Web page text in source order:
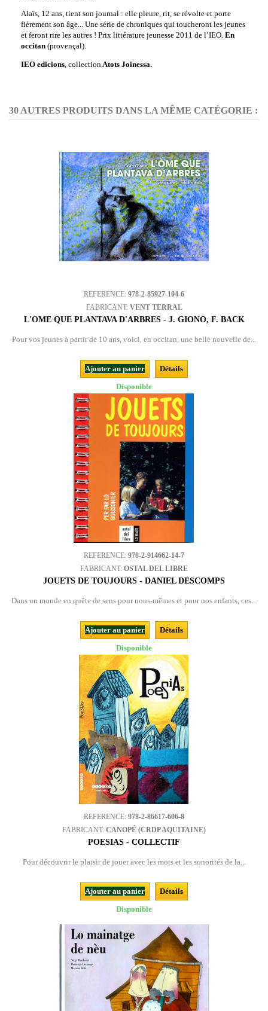
Alaïs, 12 ans, tient son journal : elle pleure, rit, se révolte et porte
fièrement son âge... Une série de chroniques qui toucheront les jeunes
et feront rire les autres ! Prix littérature jeunesse 2011 de l’IEO. En
occitan (provençal).
IEO edicions, collectionAtots Joinessa.
30 AUTRES PRODUITS DANS LA MÊME CATÉGORIE :
REFERENCE: 978-2-85927-104-6
FABRICANT: VENT TERRAL
L'OME QUE PLANTAVA D'ARBRES - J. GIONO, F. BACK
Pour vos jeunes à partir de 10 ans, voici, en occitan, une belle nouvelle de...
Ajouter au panier
Détails
Disponible
REFERENCE: 978-2-914662-14-7
FABRICANT: OSTAL DEL LIBRE
JOUETS DE TOUJOURS - DANIEL DESCOMPS
Dans un monde en quête de sens pour nous-mêmes et pour nos enfants, ces...
Ajouter au panier
Détails
Disponible
REFERENCE: 978-2-86617-606-8
FABRICANT: CANOPÉ (CRDP AQUITAINE)
POESIAS - COLLECTIF
Pour découvrir le plaisir de jouer avec les mots et les sonorités de la...
Ajouter au panier
Détails
Disponible